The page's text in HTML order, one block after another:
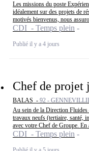
Les missions du poste
idéalement sur des projets de
motivés bienvenus, nous
CDI - Temps plein
Publié il y a 4 jours
Chef de projet
BALAS - 92 -
Au sein de la Direction Fluides
travaux neufs (tertiaire, santé,
avec votre Chef de Groupe. En
CDI - Temps plein